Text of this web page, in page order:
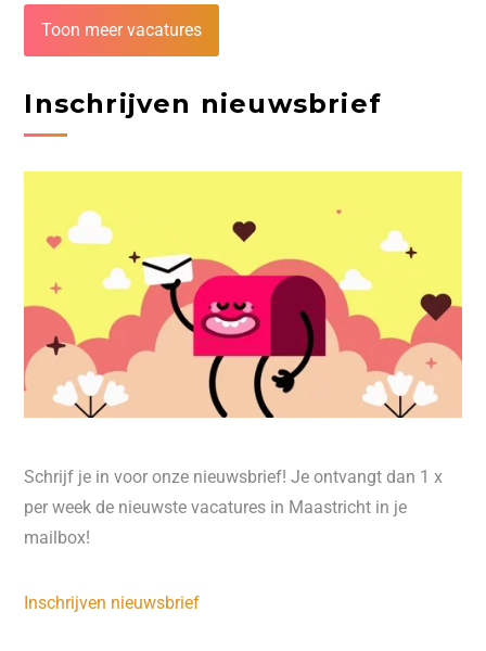
Toon meer vacatures
Inschrijven nieuwsbrief
Schrijf je in voor onze nieuwsbrief! Je ontvangt dan 1 x
per week de nieuwste vacatures in Maastricht in je
mailbox!
Inschrijven nieuwsbrief